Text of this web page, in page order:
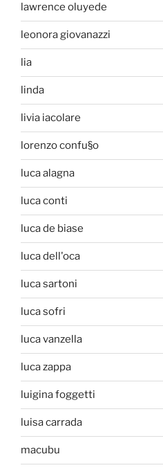
lawrence oluyede
leonora giovanazzi
lia
linda
livia iacolare
lorenzo confu§o
luca alagna
luca conti
luca de biase
luca dell'oca
luca sartoni
luca sofri
luca vanzella
luca zappa
luigina foggetti
luisa carrada
macubu